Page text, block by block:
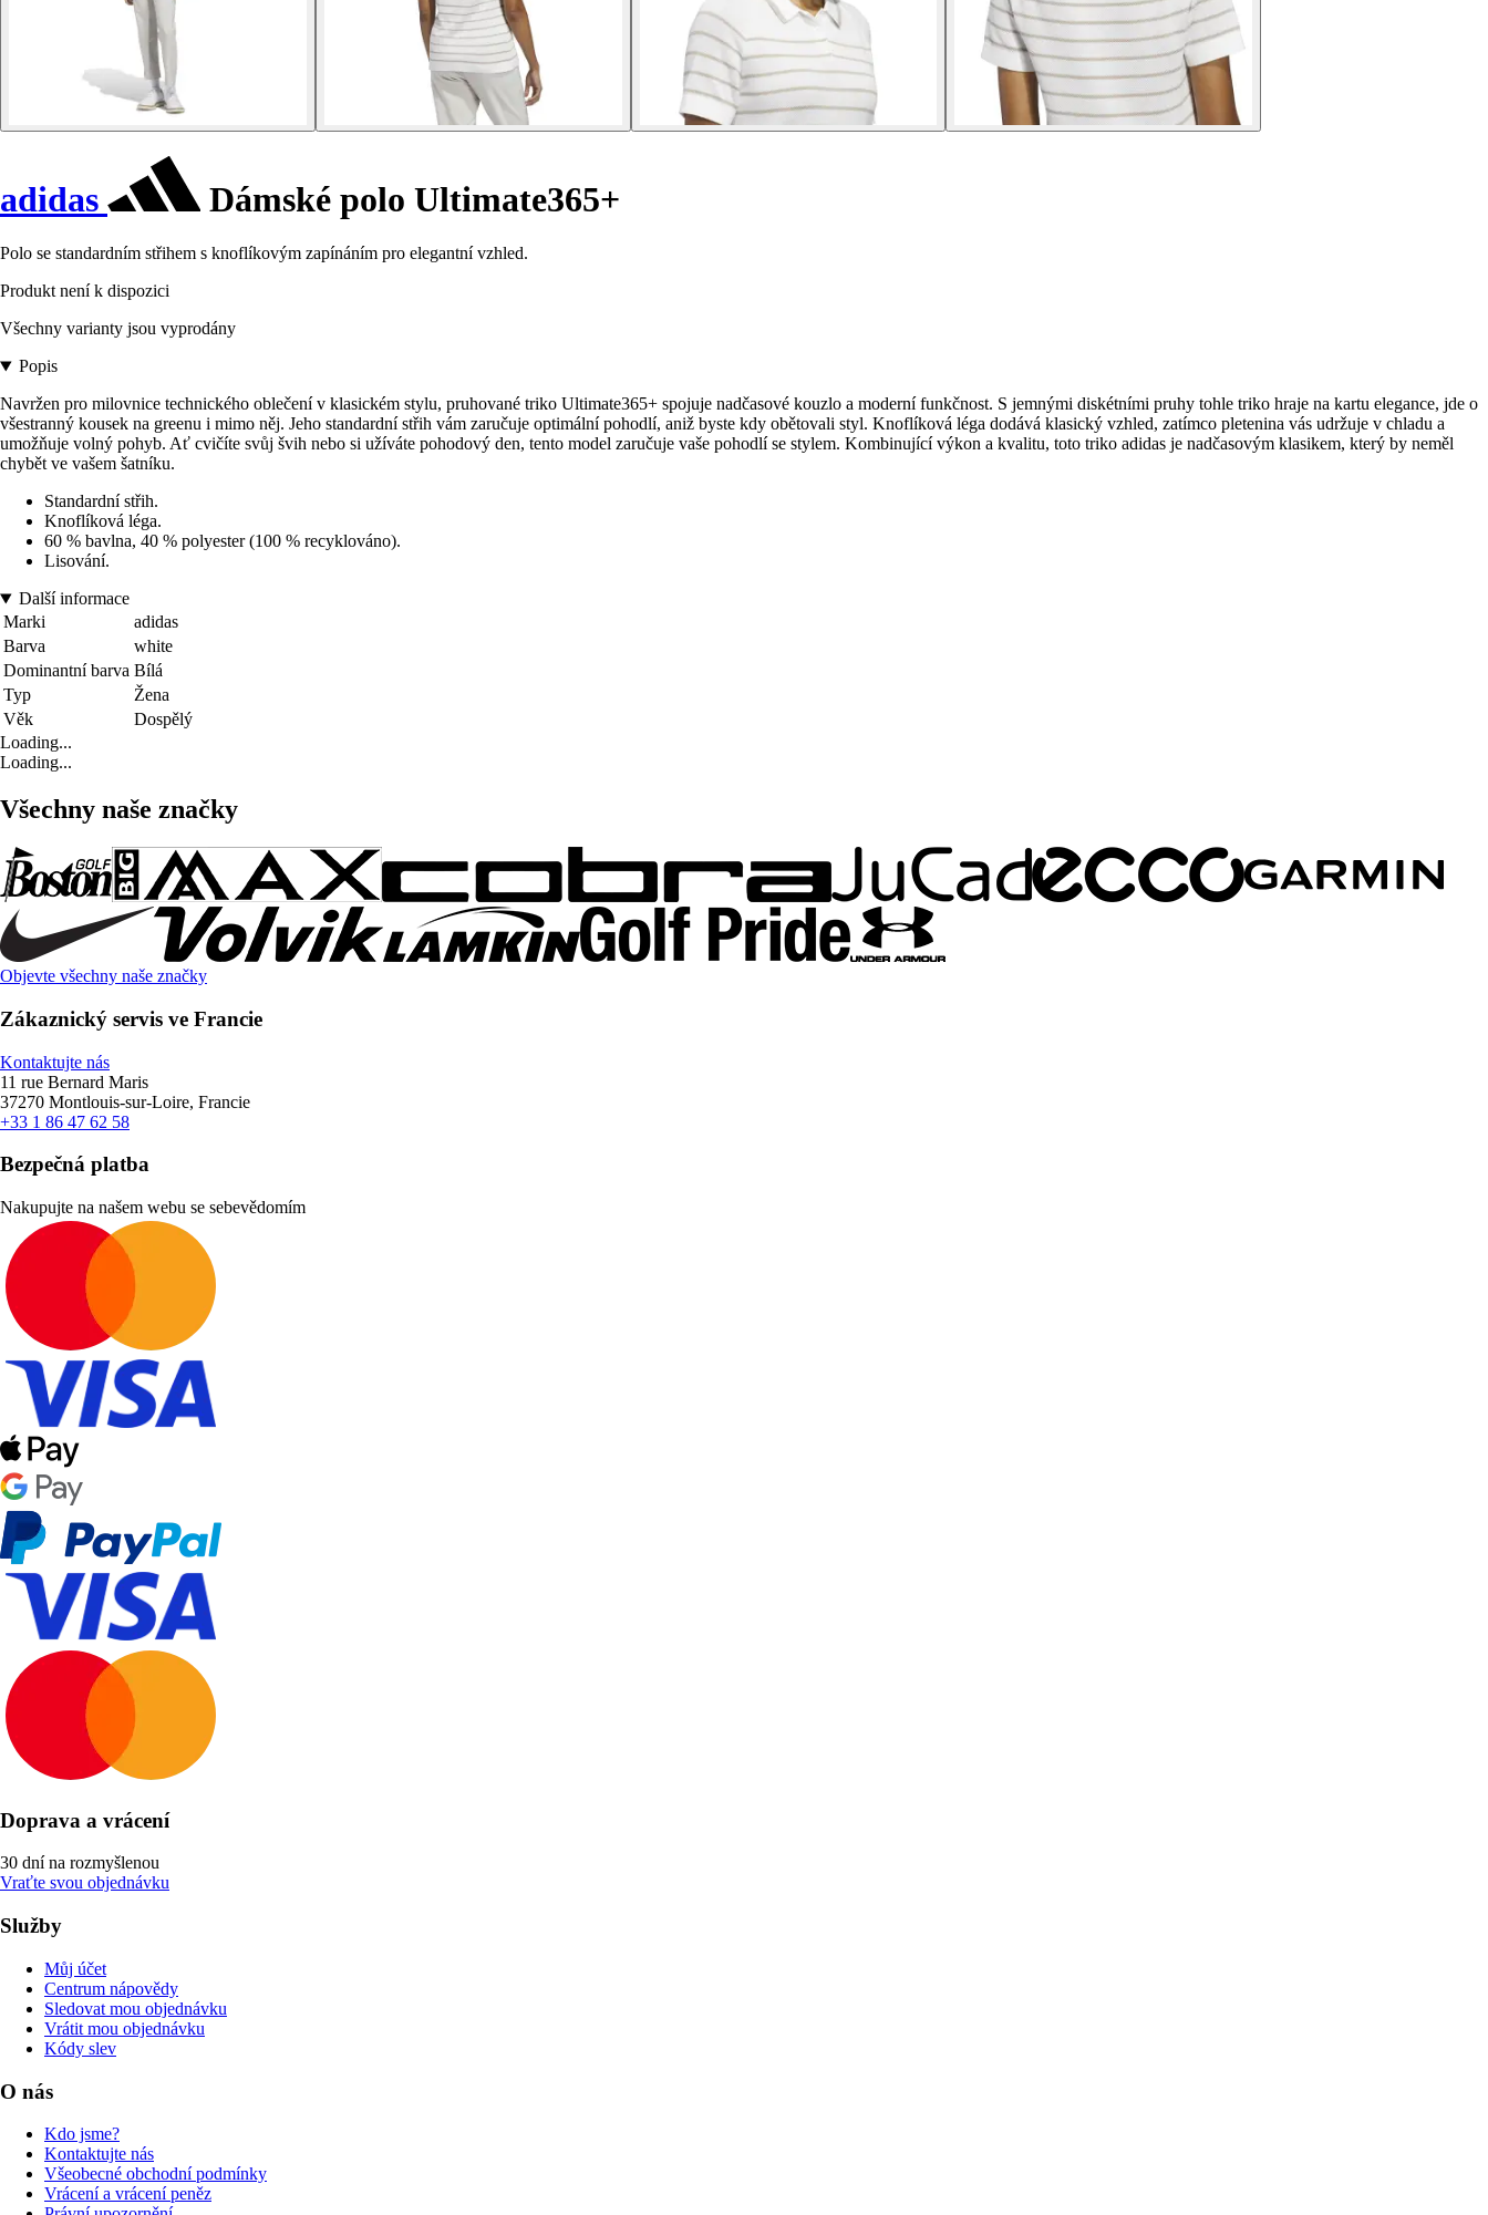
adidas Dámské polo Ultimate365+
Polo se standardním střihem s knoflíkovým zapínáním pro elegantní vzhled.
Produkt není k dispozici
Všechny varianty jsou vyprodány
Popis
Navržen pro milovnice technického oblečení v klasickém stylu, pruhované triko Ultimate365+ spojuje nadčasové kouzlo a moderní funkčnost. S jemnými diskétními pruhy tohle triko hraje na kartu elegance, jde o
všestranný kousek na greenu i mimo něj. Jeho standardní střih vám zaručuje optimální pohodlí, aniž byste kdy obětovali styl. Knoflíková léga dodává klasický vzhled, zatímco pletenina vás udržuje v chladu a
umožňuje volný pohyb. Ať cvičíte svůj švih nebo si užíváte pohodový den, tento model zaručuje vaše pohodlí se stylem. Kombinující výkon a kvalitu, toto triko adidas je nadčasovým klasikem, který by neměl
chybět ve vašem šatníku.
Standardní střih.
Knoflíková léga.
60 % bavlna, 40 % polyester (100 % recyklováno).
Lisování.
Další informace
Marki
adidas
Barva
white
Dominantní barva Bílá
Typ
Žena
Věk
Dospělý
Loading...
Loading...
Všechny naše značky
Objevte všechny naše značky
Zákaznický servis ve Francie
Kontaktujte nás
11 rue Bernard Maris
37270 Montlouis-sur-Loire, Francie
+33 1 86 47 62 58
Bezpečná platba
Nakupujte na našem webu se sebevědomím
Doprava a vrácení
30 dní na rozmyšlenou
Vraťte svou objednávku
Služby
Můj účet
Centrum nápovědy
Sledovat mou objednávku
Vrátit mou objednávku
Kódy slev
O nás
Kdo jsme?
Kontaktujte nás
Všeobecné obchodní podmínky
Vrácení a vrácení peněz